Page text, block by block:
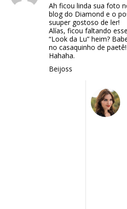
Ah ficou linda sua foto
blog do Diamond e o
suuper gostoso de ler!
Alías, ficou faltando esse
“Look da Lu” heim?
no casaquinho de paetê!
Hahaha.
Beijoss